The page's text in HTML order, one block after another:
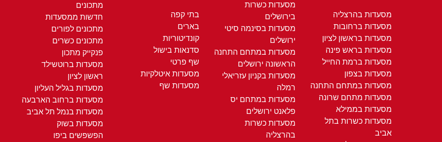
מסעדות בהרצליה
מסעדות ברחובות
מסעדות בראשון לציון
מסעדות בראש פינה
מסעדות ברמת החייל
מסעדות בצפון
מסעדות במתחם התחנה
מסעדות מתחם שרונה
מסעדות בממילא
מסעדות כשרות בתל
אביב
מסעדות כשרות
בירושלים
מסעדות בסינמה סיטי
ירושלים
מסעדות במתחם התחנה
הראשונה ירושלים
מסעדות בקניון עזריאלי
רמלה
מסעדות במתחם יס
פלאנט ירושלים
מסעדות כשרות
בהרצליה
בתי קפה
בארים
קונדיטוריות
סדנאות בישול
שף פרטי
מסעדות איטלקיות
מסעדות שף
מתכונים
חדשות ממסעדות
מתכונים לפורים
מתכונים כשרים
פנקייק מתכון
מסעדות ברוטשילד
ראשון לציון
מסעדות בגליל העליון
מסעדות ברחוב הארבעה
מסעדות בנמל תל אביב
מסעדות בשוק
הפשפשים ביפו